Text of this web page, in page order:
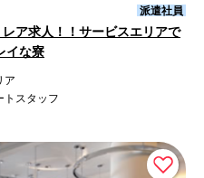
派遣社員
ア求人！！サービスエリアで
イな寮
ア
トスタッフ